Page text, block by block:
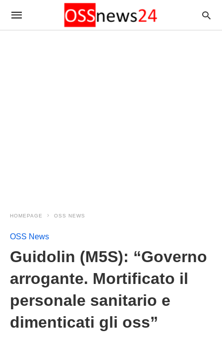
HOMEPAGE OSS NEWS
OSS News
Guidolin (M5S): “Governo
arrogante. Mortificato il
personale sanitario e
dimenticati gli oss”